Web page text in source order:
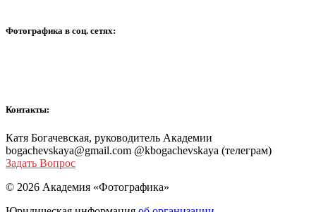
Фотографика в соц. сетях:
Контакты:
Катя Богачевская, руководитель Академии
bogachevskaya@gmail.com @kbogachevskaya (телеграм)
Задать Вопрос
© 2026 Академия «Фотографика»